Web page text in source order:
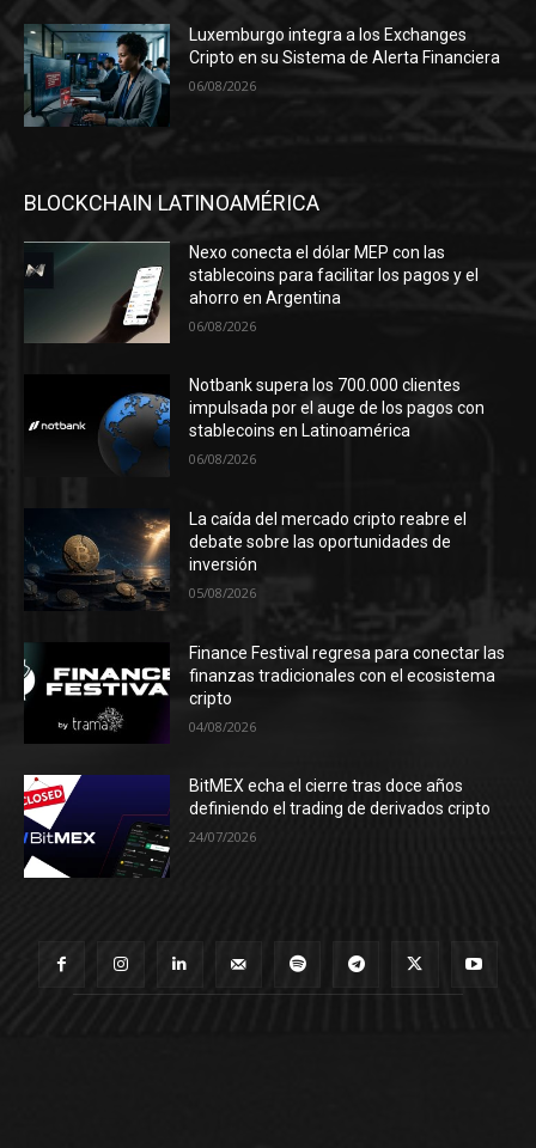
Luxemburgo integra a los Exchanges
Cripto en su Sistema de Alerta Financiera
06/08/2026
BLOCKCHAIN LATINOAMÉRICA
Nexo conecta el dólar MEP con las
stablecoins para facilitar los pagos y el
ahorro en Argentina
06/08/2026
Notbank supera los 700.000 clientes
impulsada por el auge de los pagos con
stablecoins en Latinoamérica
06/08/2026
La caída del mercado cripto reabre el
debate sobre las oportunidades de
inversión
05/08/2026
Finance Festival regresa para conectar las
finanzas tradicionales con el ecosistema
cripto
04/08/2026
BitMEX echa el cierre tras doce años
definiendo el trading de derivados cripto
24/07/2026